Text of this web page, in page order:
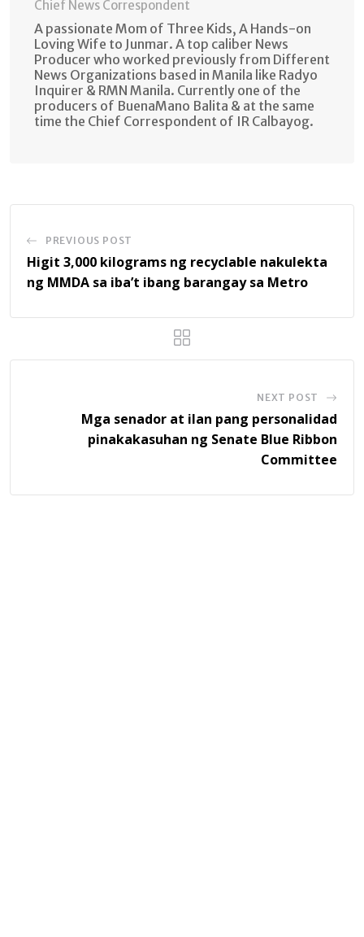
Chief News Correspondent
A passionate Mom of Three Kids, A Hands-on
Loving Wife to Junmar. A top caliber News
Producer who worked previously from Different
News Organizations based in Manila like Radyo
Inquirer & RMN Manila. Currently one of the
producers of BuenaMano Balita & at the same
time the Chief Correspondent of IR Calbayog.
PREVIOUS POST
Higit 3,000 kilograms ng recyclable nakulekta
ng MMDA sa iba’t ibang barangay sa Metro
NEXT POST
Mga senador at ilan pang personalidad
pinakakasuhan ng Senate Blue Ribbon
Committee